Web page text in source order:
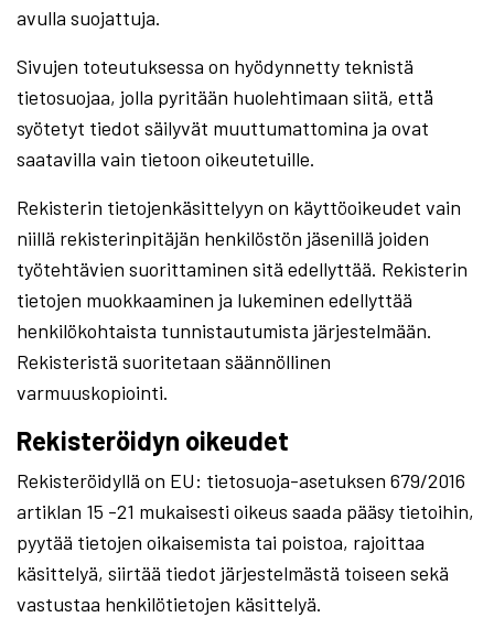
avulla suojattuja.
Sivujen toteutuksessa on hyödynnetty teknistä
tietosuojaa, jolla pyritään huolehtimaan siitä, että̈
syötetyt tiedot säilyvät muuttumattomina ja ovat
saatavilla vain tietoon oikeutetuille.
Rekisterin tietojenkäsittelyyn on käyttöoikeudet vain
niillä rekisterinpitäjän henkilöstön jäsenillä joiden
työtehtävien suorittaminen sitä edellyttää. Rekisterin
tietojen muokkaaminen ja lukeminen edellyttää
henkilökohtaista tunnistautumista järjestelmään.
Rekisteristä suoritetaan säännöllinen
varmuuskopiointi.
Rekisteröidyn oikeudet
Rekisteröidyllä on EU: tietosuoja-asetuksen 679/2016
artiklan 15 -21 mukaisesti oikeus saada pääsy tietoihin,
pyytää tietojen oikaisemista tai poistoa, rajoittaa
käsittelyä, siirtää tiedot järjestelmästä toiseen sekä
vastustaa henkilötietojen käsittelyä.